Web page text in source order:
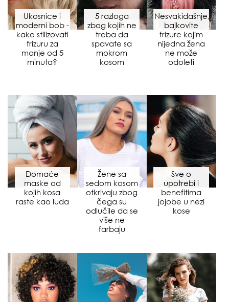
Ukosnice i
moderni bob -
kako stilizovati
frizuru za
manje od 5
minuta?
5 razloga
zbog kojih ne
treba da
spavate sa
mokrom
kosom
Nesvakidašnje,
bajkovite
frizure kojim
nijedna žena
ne može
odoleti
Domaće
maske od
kojih kosa
raste kao luda
Žene sa
sedom kosom
otkrivaju zbog
čega su
odlučile da se
više ne
farbaju
Sve o
upotrebi i
benefitima
jojobe u nezi
kose